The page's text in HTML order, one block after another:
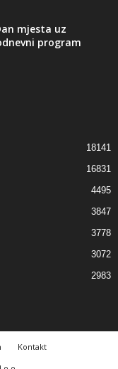
mjesta uz
program
18141
16831
4495
3847
3778
3072
2983
Kontakt